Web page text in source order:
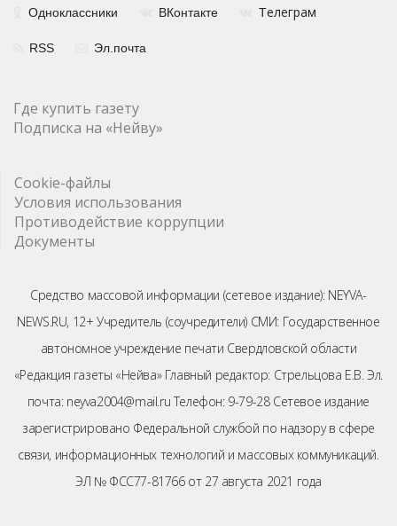
Одноклассники ВКонтакте Телеграм
RSS Эл.почта
Где купить газету
Подписка на «Нейву»
Cookie-файлы
Условия использования
Противодействие коррупции
Документы
Средство массовой информации (сетевое издание): NEYVA-
NEWS.RU, 12+ Учредитель (соучредители) СМИ: Государственное
автономное учреждение печати Свердловской области
«Редакция газеты «Нейва» Главный редактор: Стрельцова Е.В. Эл.
почта: neyva2004@mail.ru Телефон: 9-79-28 Сетевое издание
зарегистрировано Федеральной службой по надзору в сфере
связи, информационных технологий и массовых коммуникаций.
ЭЛ № ФСС77-81766 от 27 августа 2021 года